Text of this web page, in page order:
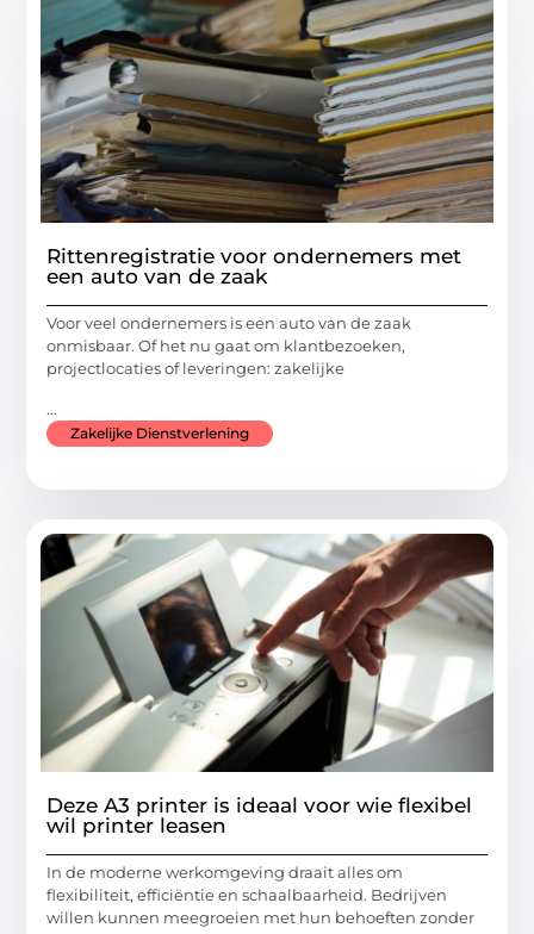
Rittenregistratie voor ondernemers met
een auto van de zaak
Voor veel ondernemers is een auto van de zaak
onmisbaar. Of het nu gaat om klantbezoeken,
projectlocaties of leveringen: zakelijke
...
Zakelijke Dienstverlening
Deze A3 printer is ideaal voor wie flexibel
wil printer leasen
In de moderne werkomgeving draait alles om
flexibiliteit, efficiëntie en schaalbaarheid. Bedrijven
willen kunnen meegroeien met hun behoeften zonder